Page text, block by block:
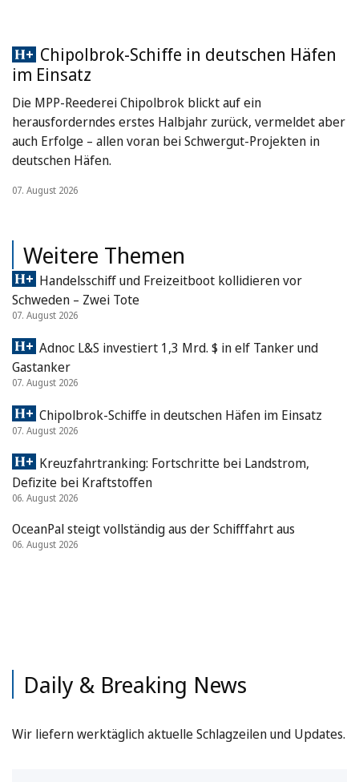
Chipolbrok-Schiffe in deutschen Häfen
im Einsatz
Die MPP-Reederei Chipolbrok blickt auf ein
herausforderndes erstes Halbjahr zurück, vermeldet aber
auch Erfolge – allen voran bei Schwergut-Projekten in
deutschen Häfen.
07. August 2026
Weitere Themen
Handelsschiff und Freizeitboot kollidieren vor
Schweden – Zwei Tote
07. August 2026
Adnoc L&S investiert 1,3 Mrd. $ in elf Tanker und
Gastanker
07. August 2026
Chipolbrok-Schiffe in deutschen Häfen im Einsatz
07. August 2026
Kreuzfahrtranking: Fortschritte bei Landstrom,
Defizite bei Kraftstoffen
06. August 2026
OceanPal steigt vollständig aus der Schifffahrt aus
06. August 2026
Daily & Breaking News
Wir liefern werktäglich aktuelle Schlagzeilen und Updates.